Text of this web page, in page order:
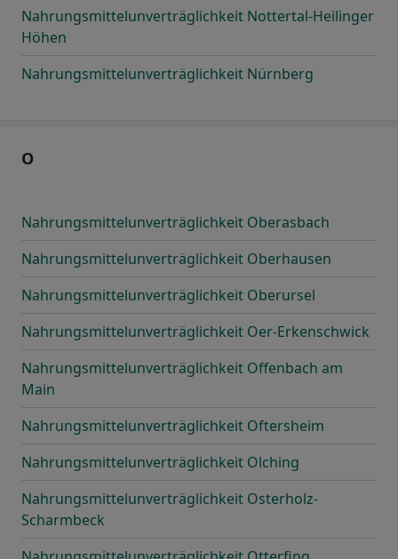
Nahrungsmittelunverträglichkeit Nottertal-Heilinger
Höhen
Nahrungsmittelunverträglichkeit Nürnberg
O
Nahrungsmittelunverträglichkeit Oberasbach
Nahrungsmittelunverträglichkeit Oberhausen
Nahrungsmittelunverträglichkeit Oberursel
Nahrungsmittelunverträglichkeit Oer-Erkenschwick
Nahrungsmittelunverträglichkeit Offenbach am
Main
Nahrungsmittelunverträglichkeit Oftersheim
Nahrungsmittelunverträglichkeit Olching
Nahrungsmittelunverträglichkeit Osterholz-
Scharmbeck